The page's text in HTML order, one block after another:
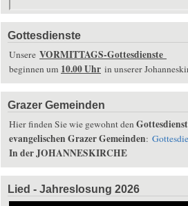
Gottesdienste
Unsere VORMITTAGS-Gottesdienste
beginnen um 10.00 Uhr in unserer
Grazer Gemeinden
Hier finden Sie wie gewohnt den
evangelischen Grazer Gemeinden:
In der JOHANNESKIRCHE
Lied - Jahreslosung 2026